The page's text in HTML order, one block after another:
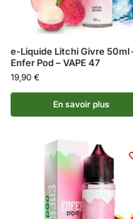
e-Liquide Litchi Givre 50ml
Enfer Pod – VAPE 47
19,90 €
En savoir plus